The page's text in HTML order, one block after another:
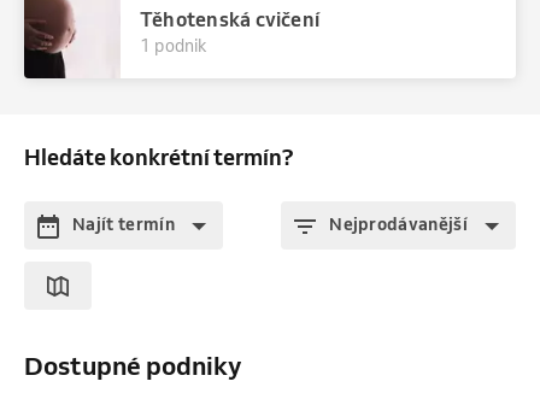
Těhotenská cvičení
1 podnik
Hledáte konkrétní termín?
Najít termín Nejprodávanější
Dostupné podniky